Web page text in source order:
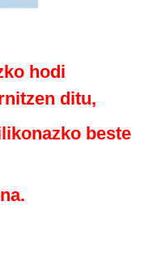
hodi
ditu,
beste